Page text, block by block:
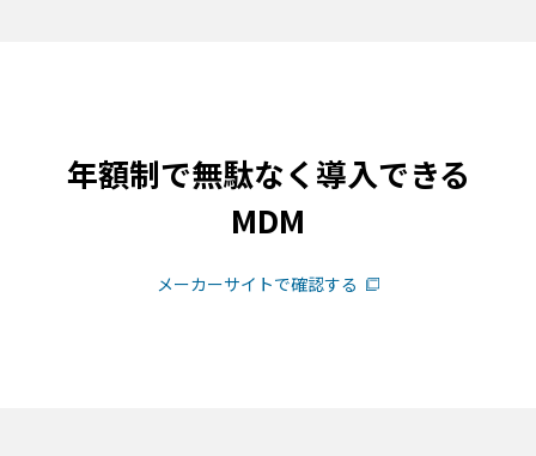
年額制で無駄なく導入できる
MDM
メーカーサイトで確認する